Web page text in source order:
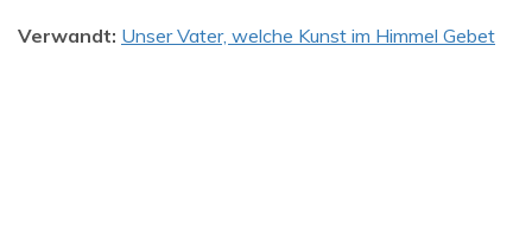
Verwandt: Unser Vater, welche Kunst im Himmel Gebet